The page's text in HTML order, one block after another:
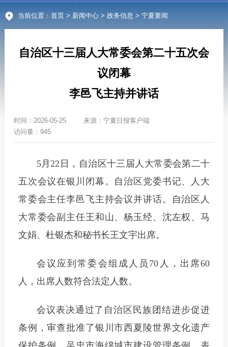
当前位置： 首页> 新闻中心> 政务信息 > 宁夏要闻
自治区十三届人大常委会第二十五次会
议闭幕
李邑飞主持并讲话
时间： 2026-05-25 来源： 宁夏日报客户端
访问量：945
5月22日，自治区十三届人大常委会第二十
五次会议在银川闭幕。自治区党委书记、人大
常委会主任李邑飞主持会议并讲话。自治区人
大常委会副主任王和山、杨玉经、沈左权、马
文娟、杜银杰和秘书长王文宇出席。
会议应到常委会组成人员70人，出席60
人，出席人数符合法定人数。
会议表决通过了自治区民族团结进步促进
条例，审查批准了银川市西夏陵世界文化遗产